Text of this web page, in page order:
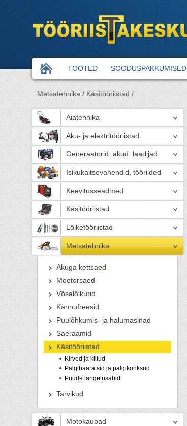
TOOTED SOODUSPAKKUMISED
Metsatehnika / Käsitööriistad /
Aiatehnika
Aku- ja elektritööriistad
Generaatorid, akud, laadijad
Isikukaitsevahendid, tööriided
Keevitusseadmed
Käsitööriistad
Lõiketööriistad
Metsatehnika
Akuga kettsaed
Mootorsaed
Võsalõikurid
Kännufreesid
Puulõhkumis- ja halumasinad
Saeraamid
Käsitööriistad
Kirved ja kiilud
Palgihaaratsid ja palgikonksud
Puude langetusabid
Tarvikud
Motokaubad